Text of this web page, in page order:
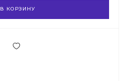
В КОРЗИНУ